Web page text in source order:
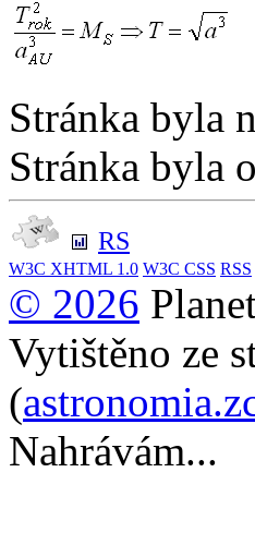
Stránka byla
Stránka byla
RS
W3C XHTML 1.0 W3C CSS RSS
© 2026
Vytištěno ze
(
Nahrávám...